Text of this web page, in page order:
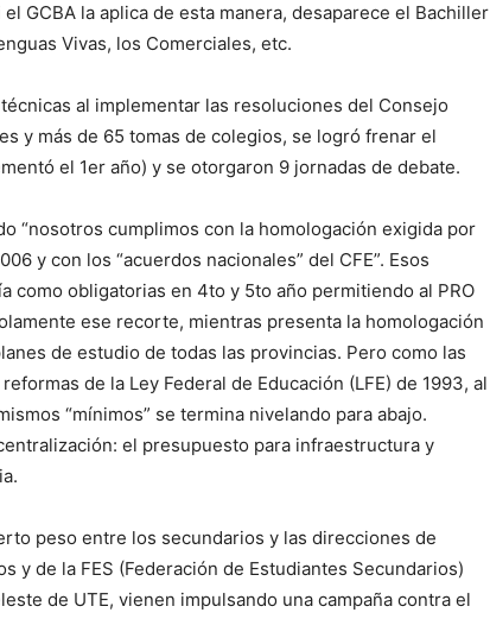
CR
GCBA la aplica de esta manera, desaparece el Bachiller
Vivas, los Comerciales, etc.
al implementar las resoluciones del Consejo
y más de 65 tomas de colegios, se logró frenar el
el 1er año) y se otorgaron 9 jornadas de debate.
“nosotros cumplimos con la homologación exigida por
y con los “acuerdos nacionales” del CFE”. Esos
como obligatorias en 4to y 5to año permitiendo al PRO
ese recorte, mientras presenta la homologación
de estudio de todas las provincias. Pero como las
de la Ley Federal de Educación (LFE) de 1993, al
“mínimos” se termina nivelando para abajo.
el presupuesto para infraestructura y
peso entre los secundarios y las direcciones de
y de la FES (Federación de Estudiantes Secundarios)
de UTE, vienen impulsando una campaña contra el